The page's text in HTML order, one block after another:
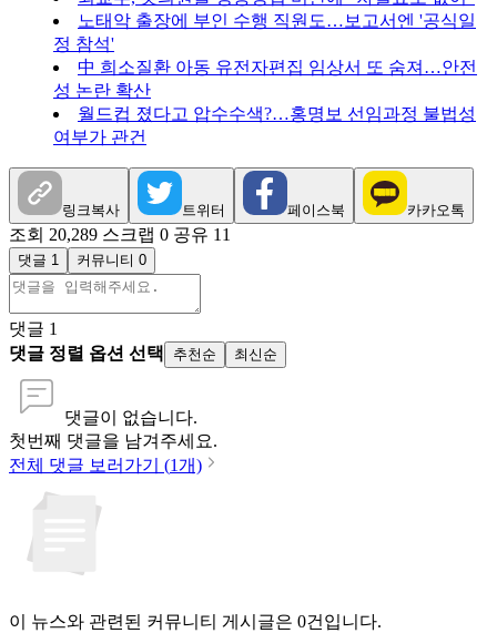
노태악 출장에 부인 수행 직원도…보고서엔 '공식일
정 참석'
中 희소질환 아동 유전자편집 임상서 또 숨져…안전
성 논란 확산
월드컵 졌다고 압수수색?…홍명보 선임과정 불법성
여부가 관건
링크복사 트위터 페이스북 카카오톡
조회 20,289 스크랩 0 공유 11
댓글 1 커뮤니티 0
댓글 1
댓글 정렬 옵션 선택
추천순 최신순
댓글이 없습니다.
첫번째 댓글을 남겨주세요.
전체 댓글 보러가기 (1개)
이 뉴스와 관련된 커뮤니티 게시글은 0건입니다.